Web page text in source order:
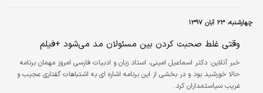
چهارشنبه، ۲۳ آبان ۱۳۹۷
وقتی غلط صحبت کردن بین مسئولان مد می‌شود +فیلم
خبر آنلاین: دکتر اسماعیل امینی، استاد زبان و ادبیات فارسی امروز مهمان برنامه
حالا خورشید بود و در بخشی از این برنامه اشاره ای به اشتباهات گفتاری عجیب و
غریب سیاستمداران کرد.